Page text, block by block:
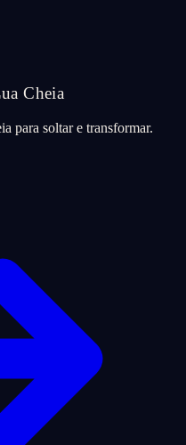
Cheia
para soltar e transformar.